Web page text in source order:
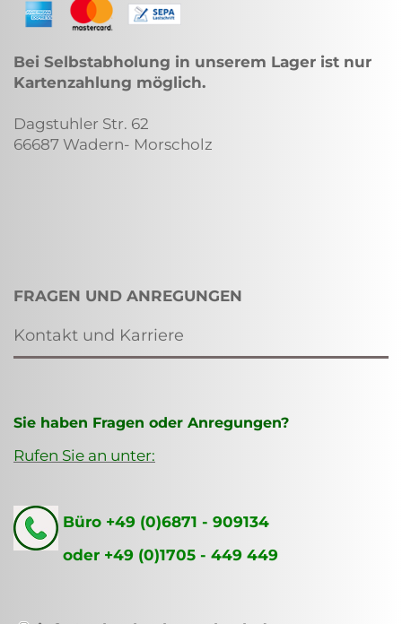
Bei Selbstabholung in unserem Lager ist nur
Kartenzahlung möglich.
Dagstuhler Str. 62
66687 Wadern- Morscholz
FRAGEN UND ANREGUNGEN
Kontakt und Karriere
Sie haben Fragen oder Anregungen?
Rufen Sie an unter:
Büro +49 (0)6871 - 909134
oder +49 (0)1705 - 449 449